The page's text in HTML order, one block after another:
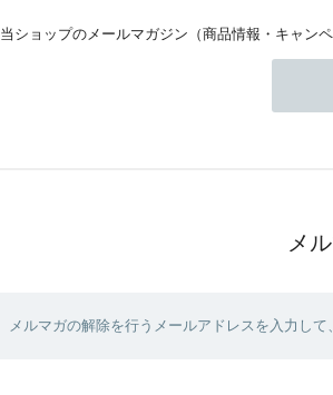
当ショップのメールマガジン（商品情報・キャン
メ
メルマガの解除を行うメールアドレスを入力して